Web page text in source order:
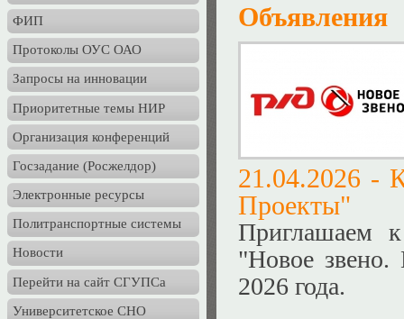
ФИП
Протоколы ОУС ОАО
Запросы на инновации
Приоритетные темы НИР
Организация конференций
Госзадание (Росжелдор)
Электронные ресурсы
Политранспортные системы
Новости
Перейти на сайт СГУПСа
Университетское СНО
Объявления
21.04.2026 -
Проекты"
Приглашаем
"Новое
2026 года.